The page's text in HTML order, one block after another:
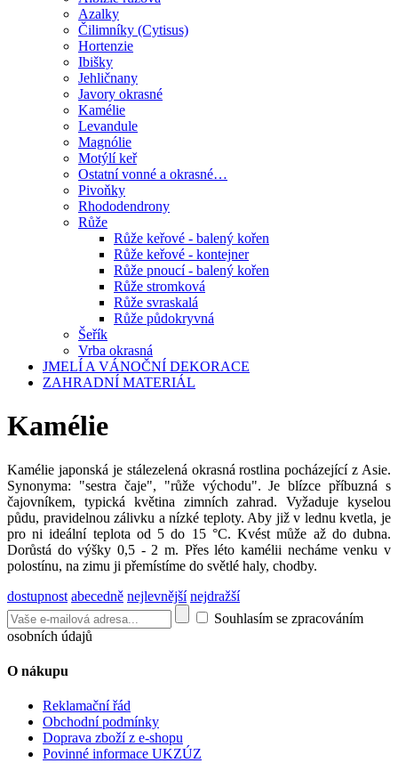
Azalky
Čilimníky (Cytisus)
Hortenzie
Ibišky
Jehličnany
Javory okrasné
Kamélie
Levandule
Magnólie
Motýlí keř
Ostatní vonné a okrasné…
Pivoňky
Rhododendrony
Růže
Růže keřové - balený kořen
Růže keřové - kontejner
Růže pnoucí - balený kořen
Růže stromková
Růže svraskalá
Růže půdokryvná
Šeřík
Vrba okrasná
JMELÍ A VÁNOČNÍ DEKORACE
ZAHRADNÍ MATERIÁL
Kamélie
Kamélie japonská je stálezelená okrasná rostlina pocházející z Asie.
Synonyma: "sestra čaje", "růže východu". Je blízce příbuzná s
čajovníkem, typická květina zimních zahrad. Vyžaduje kyselou
půdu, pravidelnou zálivku a nízké teploty. Aby již v lednu kvetla, je
pro ni ideální teplota od 5 do 15 °C. Kvést může až do dubna.
Dorůstá do výšky 0,5 - 2 m. Přes léto kamélii necháme venku v
polostínu, na zimu ji přemístíme do světlé haly, chodby.
dostupnost abecedně nejlevnější nejdražší
Souhlasím se zpracováním
osobních údajů
O nákupu
Reklamační řád
Obchodní podmínky
Doprava zboží z e-shopu
Povinné informace UKZÚZ